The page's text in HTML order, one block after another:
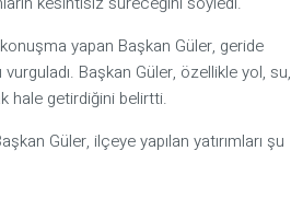
yapan Başkan Güler, geride
vurguladı. Başkan Güler, özellikle yol, su,
hale getirdiğini belirtti.
Güler, ilçeye yapılan yatırımları şu